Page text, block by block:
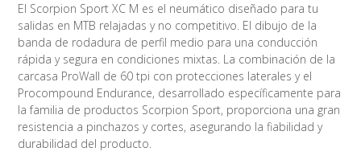
El Scorpion Sport XC M es el neumático diseñado para tu
salidas en MTB relajadas y no competitivo. El dibujo de la
banda de rodadura de perfil medio para una conducción
rápida y segura en condiciones mixtas. La combinación de la
carcasa ProWall de 60 tpi con protecciones laterales y el
Procompound Endurance, desarrollado específicamente para
la familia de productos Scorpion Sport, proporciona una gran
resistencia a pinchazos y cortes, asegurando la fiabilidad y
durabilidad del producto.